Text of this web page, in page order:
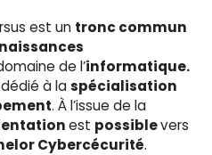
est un tronc commun
de l’informatique.
à laspécialisation
. À l’issue de la
est possiblevers
Cybercécurité.